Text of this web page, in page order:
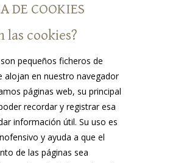
DE COOKIES
las cookies?
pequeños ficheros de
alojan en nuestro navegador
páginas web, su principal
recordar y registrar esa
información útil. Su uso es
y ayuda a que el
de las páginas sea